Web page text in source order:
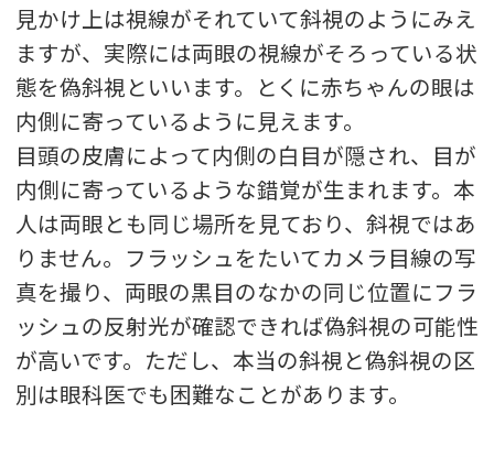
見かけ上は視線がそれていて斜視のようにみえ
ますが、実際には両眼の視線がそろっている状
態を偽斜視といいます。とくに赤ちゃんの眼は
内側に寄っているように見えます。
目頭の皮膚によって内側の白目が隠され、目が
内側に寄っているような錯覚が生まれます。本
人は両眼とも同じ場所を見ており、斜視ではあ
りません。フラッシュをたいてカメラ目線の写
真を撮り、両眼の黒目のなかの同じ位置にフラ
ッシュの反射光が確認できれば偽斜視の可能性
が高いです。ただし、本当の斜視と偽斜視の区
別は眼科医でも困難なことがあります。